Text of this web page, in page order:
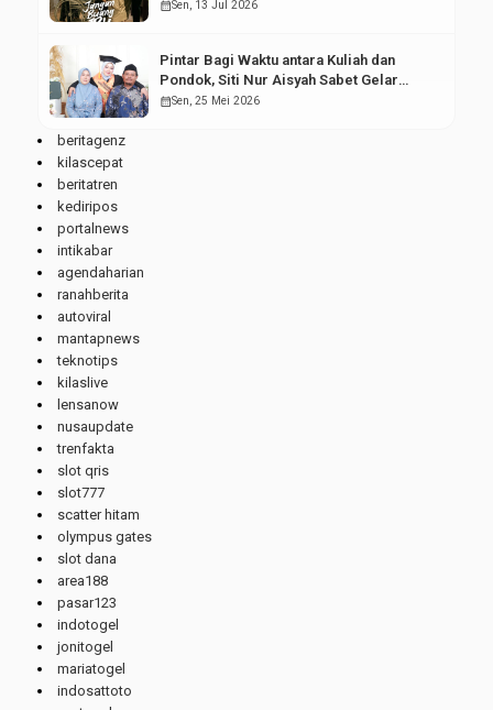
calendar_monthSen, 13 Jul 2026
Pintar Bagi Waktu antara Kuliah dan
Pondok, Siti Nur Aisyah Sabet Gelar
Wisudawan Terbaik
calendar_monthSen, 25 Mei 2026
beritagenz
kilascepat
beritatren
kediripos
portalnews
intikabar
agendaharian
ranahberita
autoviral
mantapnews
teknotips
kilaslive
lensanow
nusaupdate
trenfakta
slot qris
slot777
scatter hitam
olympus gates
slot dana
area188
pasar123
indotogel
jonitogel
mariatogel
indosattoto